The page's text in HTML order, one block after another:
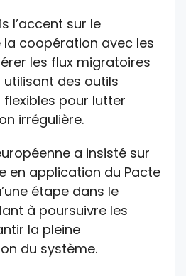
l’accent sur le
coopération avec les
les flux migratoires
utilisant des outils
pour lutter
irrégulière.
a insisté sur
en application du Pacte
étape dans le
à poursuivre les
la pleine
du système.